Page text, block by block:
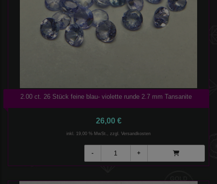
2.00 ct. 26 Stück feine blau- violette runde 2.7 mm Tansanite
26,00 €
inkl. 19,00 % MwSt., zzgl. Versandkosten